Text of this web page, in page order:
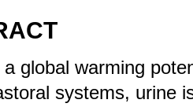
global warming
systems, urine